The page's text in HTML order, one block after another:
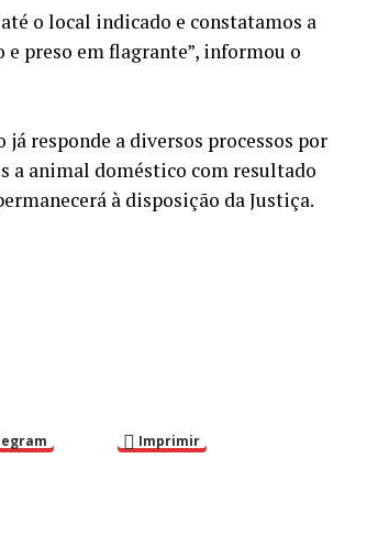
o local indicado e constatamos a
preso em flagrante”, informou o
responde a diversos processos por
a animal doméstico com resultado
à disposição da Justiça.
Imprimir